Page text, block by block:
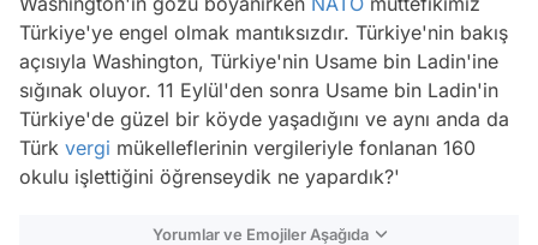
Türkiye'ye engel olmak mantıksızdır. Türkiye'nin bakış
açısıyla Washington, Türkiye'nin Usame bin Ladin'ine
sığınak oluyor. 11 Eylül'den sonra Usame bin Ladin'in
Türkiye'de güzel bir köyde yaşadığını ve aynı anda da
Türk vergi mükelleflerinin vergileriyle fonlanan 160
okulu işlettiğini öğrenseydik ne yapardık?'
Yorumlar ve Emojiler Aşağıda